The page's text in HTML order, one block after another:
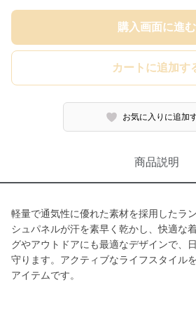
購入画面に進む
カートに追加す
お気に入りに追加
商品説明
軽量で通気性に優れた素材を採用したラ
シュパネルが汗を素早く乾かし、快適な
グやアウトドアにも最適なデザインで、
守ります。アクティブなライフスタイル
アイテムです。